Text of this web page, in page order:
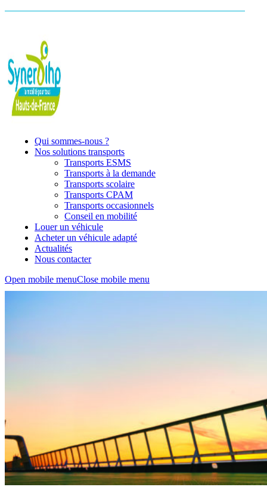
Qui sommes-nous ?
Nos solutions transports
Transports ESMS
Transports à la demande
Transports scolaire
Transports CPAM
Transports occasionnels
Conseil en mobilité
Louer un véhicule
Acheter un véhicule adapté
Actualités
Nous contacter
Open mobile menuClose mobile menu